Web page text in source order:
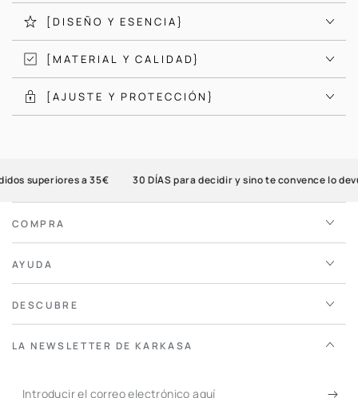
[DISEÑO Y ESENCIA}
[MATERIAL Y CALIDAD}
[AJUSTE Y PROTECCIÓN}
superiores a 35€ 30 DÍAS para decidir y sino te convence lo
COMPRA
AYUDA
DESCUBRE
LA NEWSLETTER DE KARKASA
Introducir